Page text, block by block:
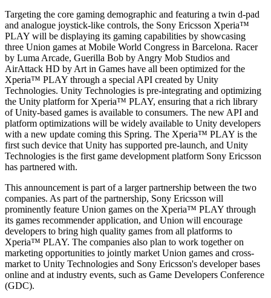
Conecta a los jugadores con los juegos adecuados
Publicitar con Unity
Monetizar con Unity
Casos de uso
Juegos móviles
Crea y expande éxitos móviles con Unity
Juegos independientes
Lanza grandes juegos con equipos pequeños
Juegos XR
Lanza juegos XR en múltiples plataformas
Juegos multijugador
Simplifica el desarrollo de juegos multijugador
Blog
Actualizaciones, información y consejos técnicos
Novedades
Noticias, historias y centro de prensa
Certificaciones
Demuestra tu dominio de Unity
Targeting the core gaming demographic and featuring a twin d-pad
and analogue joystick-like controls, the Sony Ericsson Xperia™
PLAY will be displaying its gaming capabilities by showcasing
three Union games at Mobile World Congress in Barcelona. Racer
by Luma Arcade, Guerilla Bob by Angry Mob Studios and
AirAttack HD by Art in Games have all been optimized for the
Xperia™ PLAY through a special API created by Unity
Technologies. Unity Technologies is pre-integrating and optimizing
the Unity platform for Xperia™ PLAY, ensuring that a rich library
of Unity-based games is available to consumers. The new API and
platform optimizations will be widely available to Unity developers
with a new update coming this Spring. The Xperia™ PLAY is the
first such device that Unity has supported pre-launch, and Unity
Technologies is the first game development platform Sony Ericsson
has partnered with.
This announcement is part of a larger partnership between the two
companies. As part of the partnership, Sony Ericsson will
prominently feature Union games on the Xperia™ PLAY through
its games recommender application, and Union will encourage
developers to bring high quality games from all platforms to
Xperia™ PLAY. The companies also plan to work together on
marketing opportunities to jointly market Union games and cross-
market to Unity Technologies and Sony Ericsson's developer bases
online and at industry events, such as Game Developers Conference
(GDC).